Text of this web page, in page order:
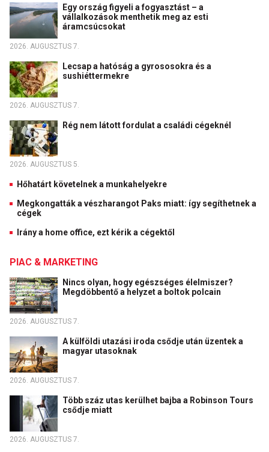
Egy ország figyeli a fogyasztást – a
vállalkozások menthetik meg az esti
áramcsúcsokat
2026. AUGUSZTUS 7.
Lecsap a hatóság a gyrososokra és a
sushiéttermekre
2026. AUGUSZTUS 7.
Rég nem látott fordulat a családi cégeknél
2026. AUGUSZTUS 5.
Hőhatárt követelnek a munkahelyekre
Megkongatták a vészharangot Paks miatt: így segíthetnek a
cégek
Irány a home office, ezt kérik a cégektől
PIAC & MARKETING
Nincs olyan, hogy egészséges élelmiszer?
Megdöbbentő a helyzet a boltok polcain
2026. AUGUSZTUS 7.
A külföldi utazási iroda csődje után üzentek a
magyar utasoknak
2026. AUGUSZTUS 7.
Több száz utas kerülhet bajba a Robinson Tours
csődje miatt
2026. AUGUSZTUS 7.